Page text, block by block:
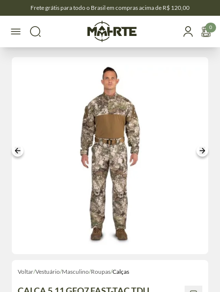
Frete grátis para todo o Brasil em compras acima de R$ 120,00
0
Voltar/Vestuário/Masculino/Roupas/Calças